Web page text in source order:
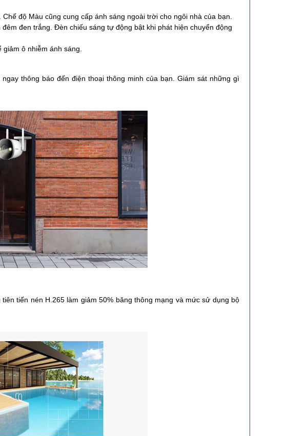
độ Màu cũng cung cấp ánh sáng ngoài trời cho ngôi nhà của bạn.
đen trắng. Đèn chiếu sáng tự động bật khi phát hiện chuyển động
ô nhiễm ánh sáng.
thông báo đến điện thoại thông minh của bạn. Giám sát những gì
tiến nén H.265 làm giảm 50% băng thông mạng và mức sử dụng bộ